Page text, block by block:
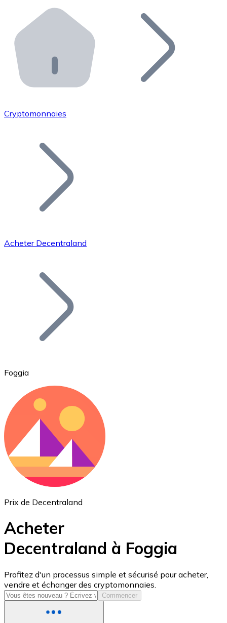
Distributeurs automatiques Bitnovo
Intégrez un ATM Bitnovo dans votre entreprise et
API Bitnovo
Intégrez notre API dans votre écosystème.
Rejoignez notre réseau de distributeurs et
Ajoutez le token de votre projet à notre service
Bitcoin
Ethereum
USD Coin
USDC
Cryptomonnaies
Acheter Decentraland
Foggia
Prix de Decentraland
Acheter
Decentraland à Foggia
Profitez d'un processus simple et sécurisé pour acheter,
vendre et échanger des cryptomonnaies.
Commencer